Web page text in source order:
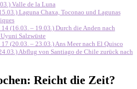
Valle de la Luna
Laguna Chaxa, Toconao und Lagunas
14 (16.03. – 19.03.) Durch die Anden nach
Salzwüste
17 (20.03. – 23.03.) Ans Meer nach El Quisco
Abflug von Santiago de Chile zurück nach
Reicht die Zeit?